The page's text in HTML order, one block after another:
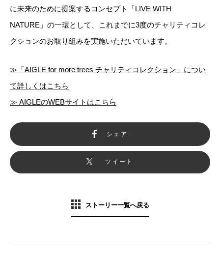
に未来のために提案するコンセプト「LIVE WITH
NATURE」の一環として、これまでに3度のチャリティコレ
クションのお取り組みを実施いただいています。
≫「AIGLE for more trees チャリティコレクション」につい
て詳しくはこちら
≫ AIGLEのWEBサイトはこちら
シェア
ツイート
ストーリー一覧へ戻る